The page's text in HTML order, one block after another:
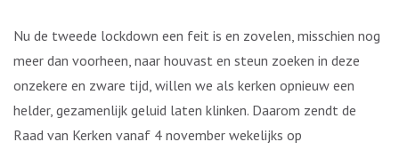
Nu de tweede lockdown een feit is en zovelen, misschien nog
meer dan voorheen, naar houvast en steun zoeken in deze
onzekere en zware tijd, willen we als kerken opnieuw een
helder, gezamenlijk geluid laten klinken. Daarom zendt de
Raad van Kerken vanaf 4 november wekelijks op